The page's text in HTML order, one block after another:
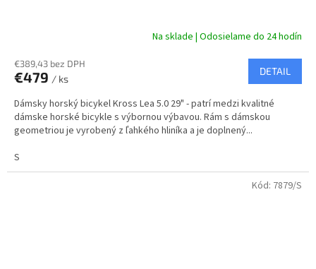
A
R
M
Na sklade | Odosielame do 24 hodín
€389,43 bez DPH
€479 / ks
DETAIL
Dámsky horský bicykel Kross Lea 5.0 29" - patrí medzi kvalitné
dámske horské bicykle s výbornou výbavou. Rám s dámskou
geometriou je vyrobený z ľahkého hliníka a je doplnený...
S
Kód: 7879/S